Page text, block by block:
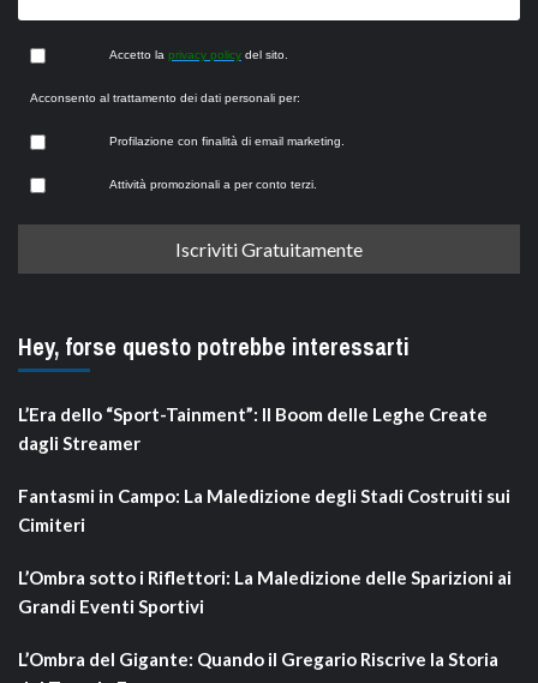
Accetto la privacy policy del sito.
Acconsento al trattamento dei dati personali per:
Profilazione con finalità di email marketing.
Attività promozionali a per conto terzi.
Hey, forse questo potrebbe interessarti
L’Era dello “Sport-Tainment”: Il Boom delle Leghe Create
dagli Streamer
Fantasmi in Campo: La Maledizione degli Stadi Costruiti sui
Cimiteri
L’Ombra sotto i Riflettori: La Maledizione delle Sparizioni ai
Grandi Eventi Sportivi
L’Ombra del Gigante: Quando il Gregario Riscrive la Storia